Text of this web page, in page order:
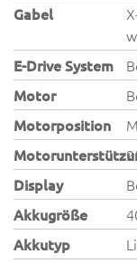
Gabel
E-Drive System
Motor
Motorposition
Display
Akkugröße
Akkutyp